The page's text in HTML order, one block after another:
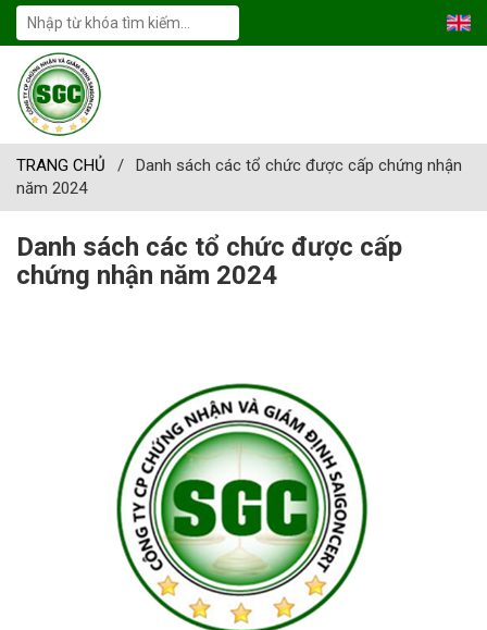
TRANG CHỦ /
Danh sách các tổ chức được cấp chứng nhận
năm 2024
Danh sách các tổ chức được cấp
chứng nhận năm 2024